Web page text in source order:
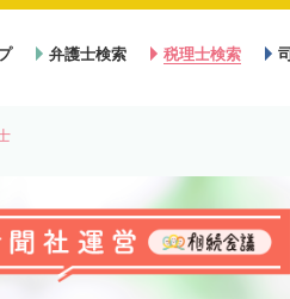
弁護士検索 税理士検索